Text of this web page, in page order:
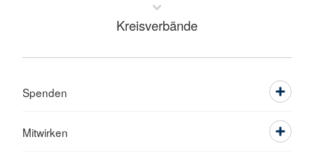
Kreisverbände
Spenden
Mitwirken